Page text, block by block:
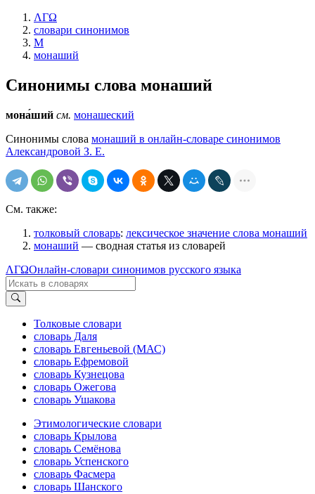
ΛΓΩ
словари синонимов
М
монаший
Синонимы слова монаший
мона́ший см. монашеский
Синонимы слова монаший в онлайн-словаре синонимов
Александровой З. Е.
См. также:
толковый словарь: лексическое значение слова монаший
монаший — сводная статья из словарей
ΛΓΩОнлайн-словари синонимов русского языка
Толковые словари
словарь Даля
словарь Евгеньевой (МАС)
словарь Ефремовой
словарь Кузнецова
словарь Ожегова
словарь Ушакова
Этимологические словари
словарь Крылова
словарь Семёнова
словарь Успенского
словарь Фасмера
словарь Шанского